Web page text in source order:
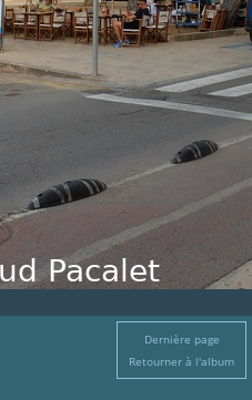
Dernière page
Retourner à l'album